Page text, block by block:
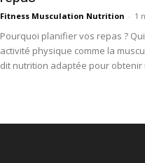
Fitness Musculation Nutrition - 1
Pourquoi planifier vos repas ?
activité physique comme la
dit nutrition adaptée pour obtenir